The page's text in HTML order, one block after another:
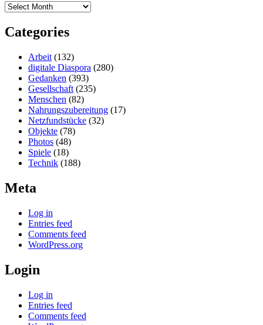
Archiv
Categories
Arbeit (132)
digitale Diaspora (280)
Gedanken (393)
Gesellschaft (235)
Menschen (82)
Nahrungszubereitung (17)
Netzfundstücke (32)
Objekte (78)
Photos (48)
Spiele (18)
Technik (188)
Meta
Log in
Entries feed
Comments feed
WordPress.org
Login
Log in
Entries feed
Comments feed